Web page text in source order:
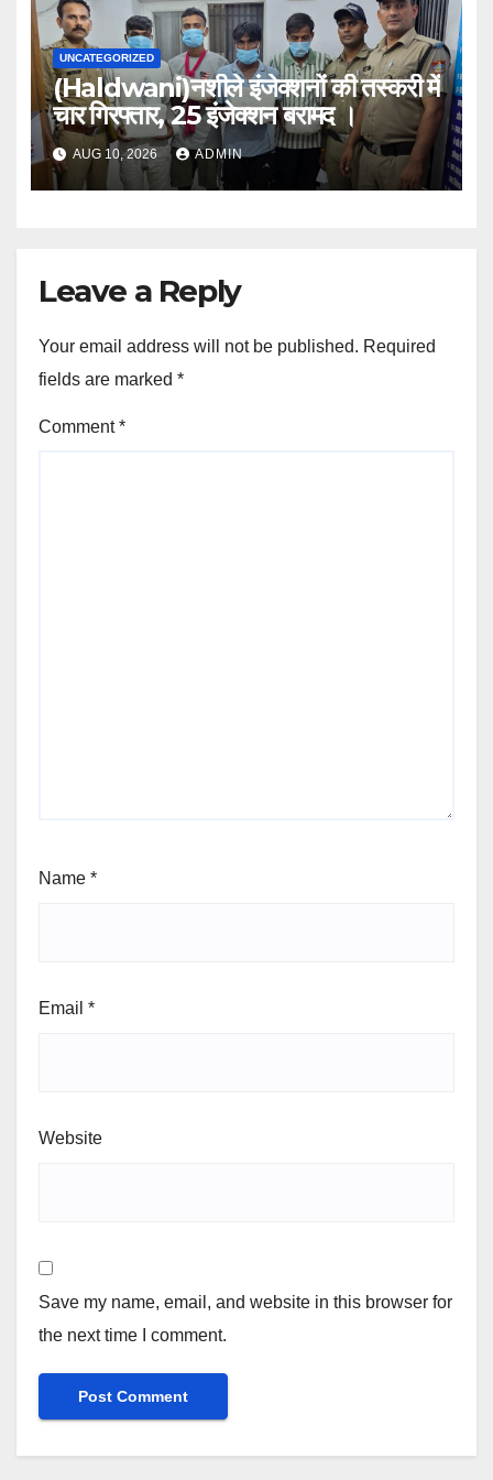
UNCATEGORIZED
(Haldwani)नशीले इंजेक्शनों की तस्करी में
चार गिरफ्तार, 25 इंजेक्शन बरामद ।
AUG 10, 2026 ADMIN
Leave a Reply
Your email address will not be published. Required
fields are marked *
Comment*
Name *
Email *
Website
Save my name, email, and website in this browser for
the next time I comment.